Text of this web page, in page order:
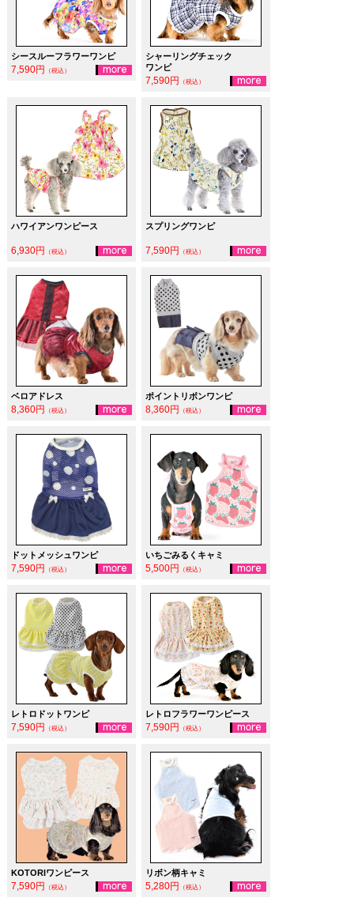
シースルーフラワーワンピ
7,590円 （税込）
シャーリングチェック
ワンピ
7,590円 （税込）
ハワイアンワンピース
6,930円 （税込）
スプリングワンピ
7,590円 （税込）
ベロアドレス
8,360円 （税込）
ポイントリボンワンピ
8,360円 （税込）
ドットメッシュワンピ
7,590円 （税込）
いちごみるくキャミ
5,500円 （税込）
レトロドットワンピ
7,590円 （税込）
レトロフラワーワンピース
7,590円 （税込）
KOTORIワンピース
7,590円 （税込）
リボン柄キャミ
5,280円 （税込）